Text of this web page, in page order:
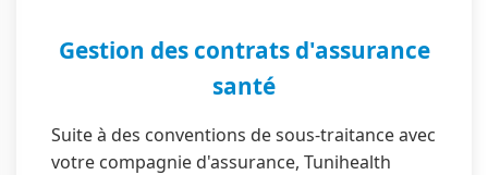
Gestion des contrats d'assurance
santé
Suite à des conventions de sous-traitance avec
votre compagnie d'assurance, Tunihealth